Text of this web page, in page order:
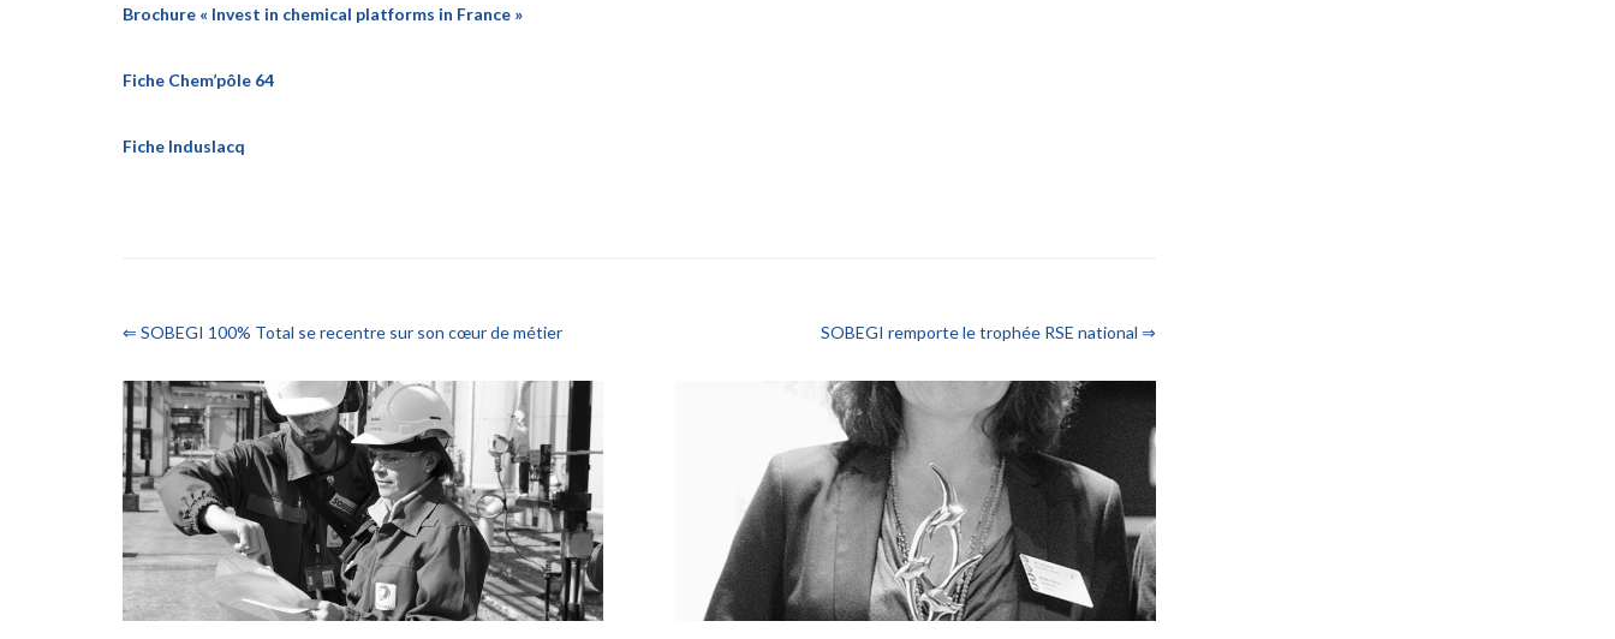
Brochure « Invest in chemical platforms in France »
Fiche Chem’pôle 64
Fiche Induslacq
⇐ SOBEGI 100% Total se recentre sur son cœur de métier SOBEGI remporte le trophée RSE national ⇒